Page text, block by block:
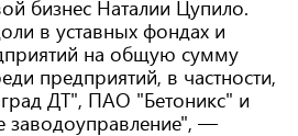
бизнес Наталии Цупило.
в уставных фондах и
на общую сумму
предприятий, в частности,
ДТ", ПАО "Бетоникс" и
—